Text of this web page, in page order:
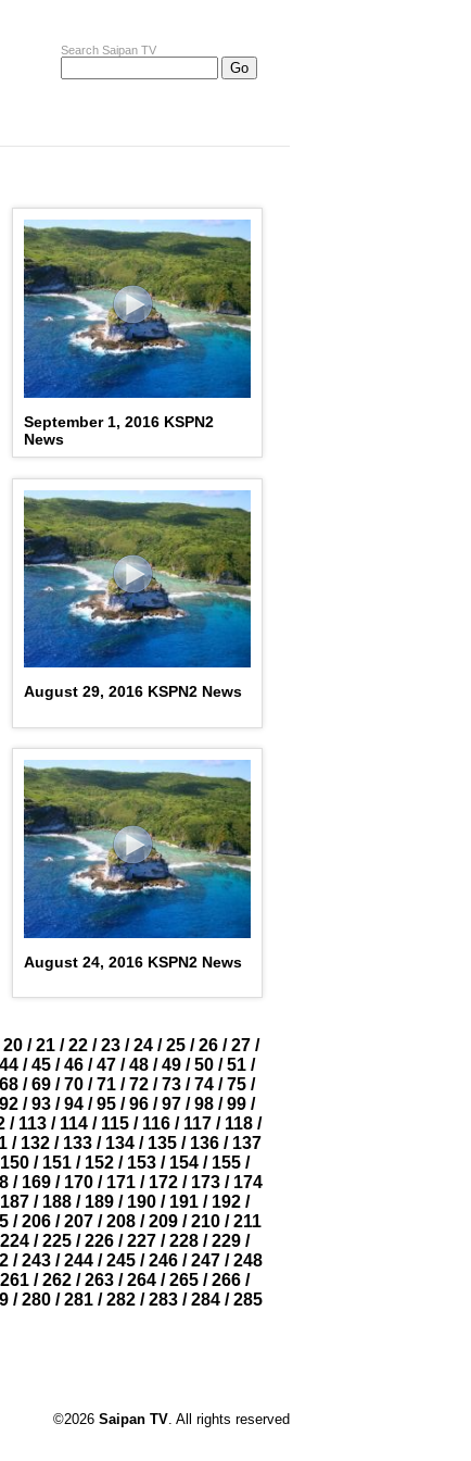
Search Saipan TV
September 1, 2016 KSPN2
News
August 29, 2016 KSPN2 News
August 24, 2016 KSPN2 News
20 / 21 / 22 / 23 / 24 / 25 / 26 / 27 /
44 / 45 / 46 / 47 / 48 / 49 / 50 / 51 /
68 / 69 / 70 / 71 / 72 / 73 / 74 / 75 /
92 / 93 / 94 / 95 / 96 / 97 / 98 / 99 /
/ 113/ 114/ 115/ 116/ 117/ 118/
/ 132 / 133 / 134 / 135 / 136 / 137
150 / 151 / 152 / 153 / 154 / 155 /
/ 169/ 170/ 171/ 172/ 173/ 174
187 / 188 / 189 / 190 / 191 / 192 /
/ 206 / 207 / 208 / 209 / 210 / 211
224 / 225 / 226 / 227 / 228 / 229 /
/ 243/ 244/ 245/ 246/ 247/ 248
261 / 262 / 263 / 264 / 265 / 266 /
/ 280/ 281/ 282/ 283/ 284/ 285
©2026 Saipan TV. All rights reserved